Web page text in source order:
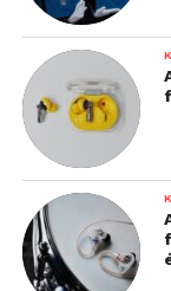
– ismerteti a
A
vállalat tett
vezetett be
ennyien
százalékuk
biztonsági